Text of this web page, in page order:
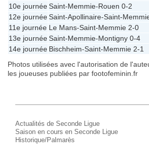
10e journéeSaint-Memmie-Rouen 0-2
12e journéeSaint-Apollinaire-Saint-
11e journée Le Mans-Saint-Memmie 2-0
13e journéeSaint-Memmie-Montigny 0-4
14e journée Bischheim-Saint-Memmie 2-1
Photos utilisées avec l'autorisation de
les joueuses publiées par footofeminin.fr
Actualités de Seconde Ligue
Saison en cours en Seconde Ligue
Historique/Palmarès